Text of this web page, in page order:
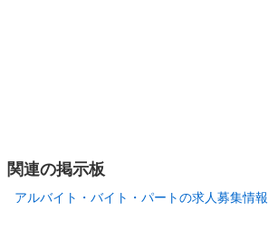
関連の掲示板
アルバイト・バイト・パートの求人募集情報